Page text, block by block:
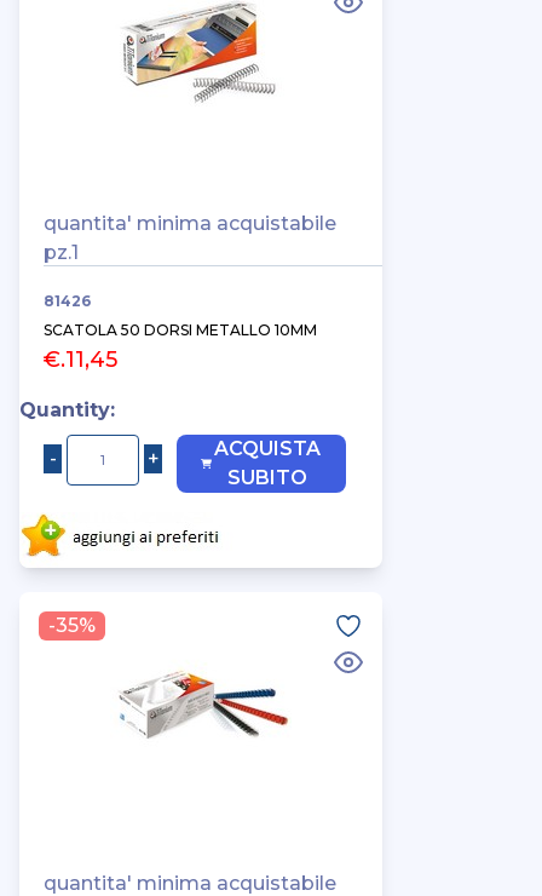
quantita' minima acquistabile
pz.1
81426
SCATOLA 50 DORSI METALLO 10MM
€.11,45
Quantity:
ACQUISTA
SUBITO
quantita' minima acquistabile
-35%